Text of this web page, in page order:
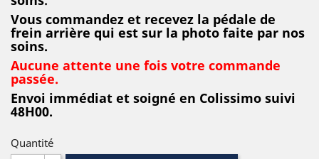
Vous commandez et recevez la pédale de
frein arrière qui est sur la photo faite par nos
soins.
Aucune attente une fois votre commande
passée.
Envoi immédiat et soigné en Colissimo suivi
48H00.
Quantité